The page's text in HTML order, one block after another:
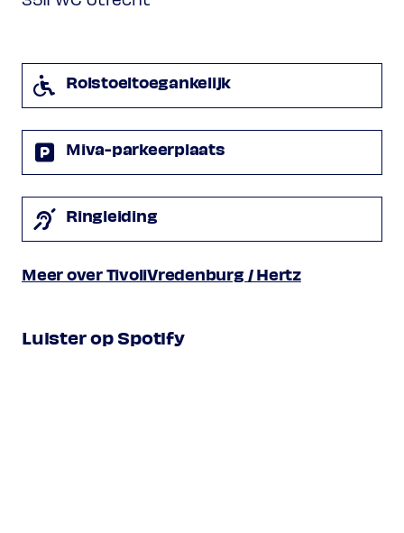
Presto
Programma onder voorbehoud
Rolstoeltoegankelijk
Miva-parkeerplaats
Ringleiding
Meer over TivoliVredenburg / Hertz
Luister op Spotify